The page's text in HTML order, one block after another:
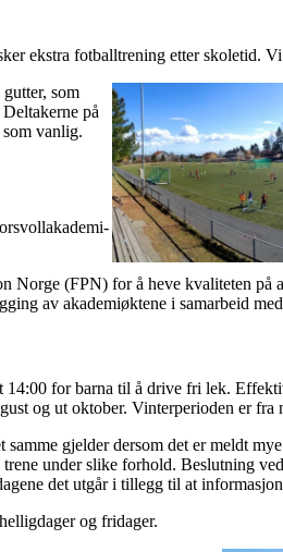
ekstra fotballtrening etter skoletid.
som
på
vanlig.
Norge (FPN) for å heve kvaliteten
av akademiøktene i samarbeid
for barna til å drive fri lek.
og ut oktober. Vinterperioden er fra
gjelder dersom det er meldt
under slike forhold. Beslutning
det utgår i tillegg til at
og fridager.